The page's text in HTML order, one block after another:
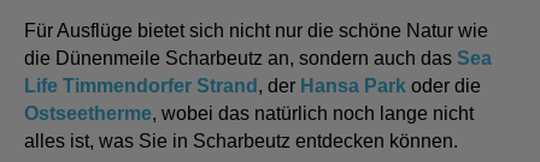
Für Ausflüge bietet sich nicht nur die schöne Natur wie
die Dünenmeile Scharbeutz an, sondern auch das Sea
Life Timmendorfer Strand , der Hansa Park oder die
Ostseetherme, wobei das natürlich noch lange nicht
alles ist, was Sie in Scharbeutz entdecken können.